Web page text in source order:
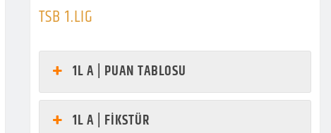
TSB 1.LIG
1L A | PUAN TABLOSU
1L A | FİKSTÜR